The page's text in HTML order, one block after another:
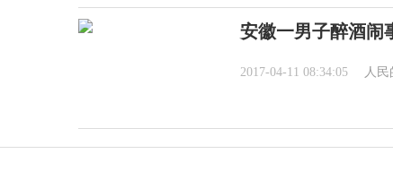
安徽一男子醉酒闹
2017-04-11 08:34:05 人民